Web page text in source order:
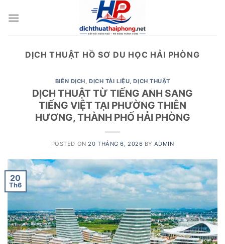
DỊCH THUẬT HỒ SƠ DU HỌC HẢI PHÒNG
BIÊN DỊCH,DỊCH TÀI LIỆU,DỊCH THUẬT
DỊCH THUẬT TỪ TIẾNG ANH SANG
TIẾNG VIỆT TẠI PHƯỜNG THIÊN
HƯƠNG, THÀNH PHỐ HẢI PHÒNG
POSTED ON 20 THÁNG 6, 2026 BY ADMIN
20
Th6